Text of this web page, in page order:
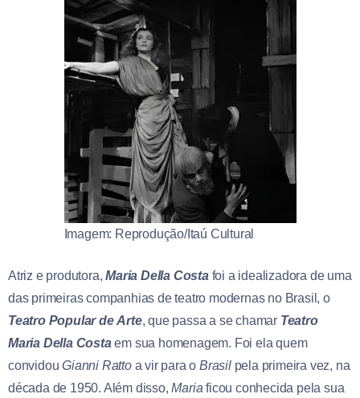
Imagem: Reprodução/Itaú Cultural
Atriz e produtora,Maria Della Costafoi a idealizadora de uma
das primeiras companhias de teatro modernas no Brasil, o
Teatro Popular de Arte, que passa a se chamar Teatro
Maria Della Costaem sua homenagem. Foi ela quem
convidouGianni Rattoa vir para oBrasilpela primeira vez, na
década de 1950. Além disso,Maria ficou conhecida pela sua